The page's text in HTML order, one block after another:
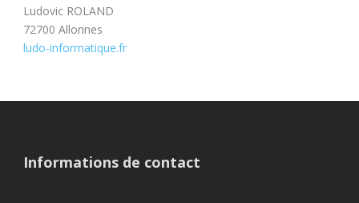
Ludovic ROLAND
72700 Allonnes
ludo-informatique.fr
Informations de contact